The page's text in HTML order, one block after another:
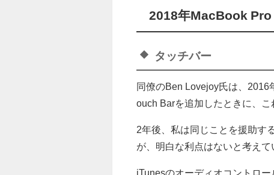
2018年MacBook
タッチバー
同僚のBen Lovejoy氏は、
ouch Barを追加したときに、こ
2年後、私は同じことを援助す
が、明白な利点はないと考えて
iTunesのオーディオコントロ